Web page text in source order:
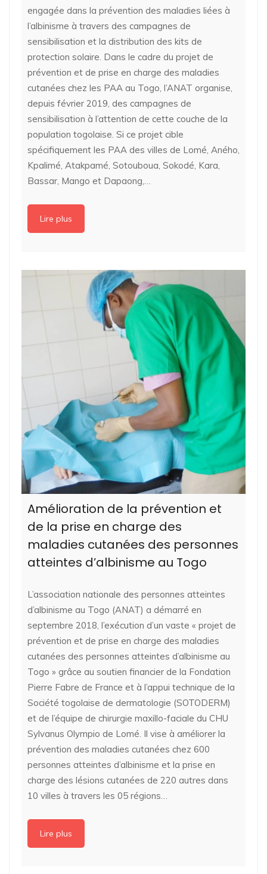
engagée dans la prévention des maladies liées à
l’albinisme à travers des campagnes de
sensibilisation et la distribution des kits de
protection solaire. Dans le cadre du projet de
prévention et de prise en charge des maladies
cutanées chez les PAA au Togo, l’ANAT organise,
depuis février 2019, des campagnes de
sensibilisation à l’attention de cette couche de la
population togolaise. Si ce projet cible
spécifiquement les PAA des villes de Lomé, Aného,
Kpalimé, Atakpamé, Sotouboua, Sokodé, Kara,
Bassar, Mango et Dapaong,…
Lire plus
Amélioration de la prévention et
de la prise en charge des
maladies cutanées des personnes
atteintes d’albinisme au Togo
L’association nationale des personnes atteintes
d’albinisme au Togo (ANAT) a démarré en
septembre 2018, l’exécution d’un vaste « projet de
prévention et de prise en charge des maladies
cutanées des personnes atteintes d’albinisme au
Togo » grâce au soutien financier de la Fondation
Pierre Fabre de France et à l’appui technique de la
Société togolaise de dermatologie (SOTODERM)
et de l’équipe de chirurgie maxillo-faciale du CHU
Sylvanus Olympio de Lomé. Il vise à améliorer la
prévention des maladies cutanées chez 600
personnes atteintes d’albinisme et la prise en
charge des lésions cutanées de 220 autres dans
10 villes à travers les 05 régions…
Lire plus